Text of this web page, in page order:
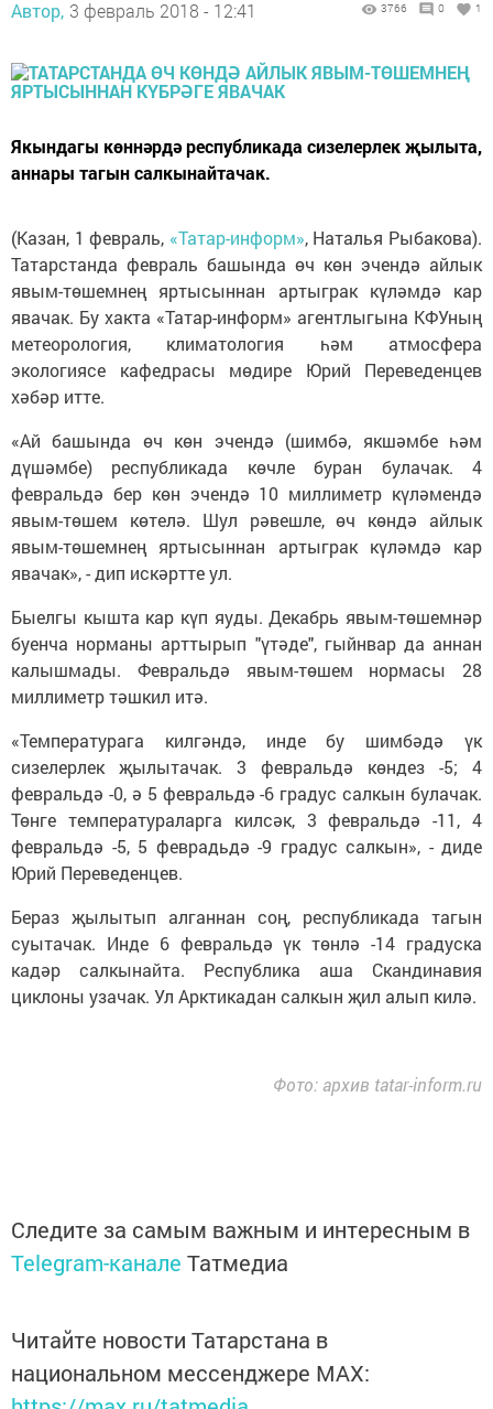
Автор, 3 февраль 2018 - 12:41 3766 0 1
Якындагы көннәрдә республикада сизелерлек җылыта,
аннары тагын салкынайтачак.
(Казан, 1 февраль, «Татар-информ», Наталья Рыбакова).
Татарстанда февраль башында өч көн эчендә айлык
явым-төшемнең яртысыннан артыграк күләмдә кар
явачак. Бу хакта «Татар-информ» агентлыгына КФУның
метеорология, климатология һәм атмосфера
экологиясе кафедрасы мөдире Юрий Переведенцев
хәбәр итте.
«Ай башында өч көн эчендә (шимбә, якшәмбе һәм
дүшәмбе) республикада көчле буран булачак. 4
февральдә бер көн эчендә 10 миллиметр күләмендә
явым-төшем көтелә. Шул рәвешле, өч көндә айлык
явым-төшемнең яртысыннан артыграк күләмдә кар
явачак», - дип искәртте ул.
Быелгы кышта кар күп яуды. Декабрь явым-төшемнәр
буенча норманы арттырып "үтәде", гыйнвар да аннан
калышмады. Февральдә явым-төшем нормасы 28
миллиметр тәшкил итә.
«Температурага килгәндә, инде бу шимбәдә үк
сизелерлек җылытачак. 3 февральдә көндез -5; 4
февральдә -0, ә 5 февральдә -6 градус салкын булачак.
Төнге температураларга килсәк, 3 февральдә -11, 4
февральдә -5, 5 феврадьдә -9 градус салкын», - диде
Юрий Переведенцев.
Бераз җылытып алганнан соң, республикада тагын
суытачак. Инде 6 февральдә үк төнлә -14 градуска
кадәр салкынайта. Республика аша Скандинавия
циклоны узачак. Ул Арктикадан салкын җил алып килә.
Фото: архив tatar-inform.ru
Следите за самым важным и интересным в
Telegram-канале Татмедиа
Читайте новости Татарстана в
национальном мессенджере MАХ: